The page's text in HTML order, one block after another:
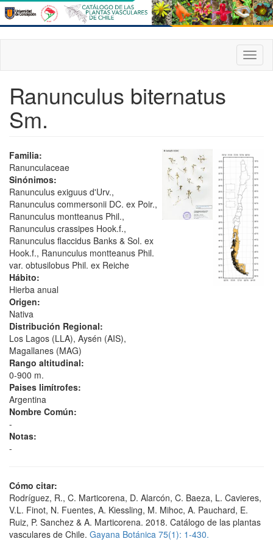
Pasar
al
contenido
principal
Ranunculus biternatus
Sm.
Familia:
Ranunculaceae
Sinónimos:
Ranunculus exiguus d'Urv.,
Ranunculus commersonii DC. ex Poir.,
Ranunculus montteanus Phil.,
Ranunculus crassipes Hook.f.,
Ranunculus flaccidus Banks & Sol. ex
Hook.f., Ranunculus montteanus Phil.
var. obtusilobus Phil. ex Reiche
Hábito:
Hierba anual
Origen:
Nativa
Distribución Regional:
Los Lagos (LLA), Aysén (AIS),
Magallanes (MAG)
Rango altitudinal:
0-900 m.
Paises limítrofes:
Argentina
Nombre Común:
-
Notas:
-
Cómo citar:
Rodríguez, R., C. Marticorena, D. Alarcón, C. Baeza, L. Cavieres,
V.L. Finot, N. Fuentes, A. Kiessling, M. Mihoc, A. Pauchard, E.
Ruiz, P. Sanchez & A. Marticorena. 2018. Catálogo de las plantas
vasculares de Chile. Gayana Botánica 75(1): 1-430.